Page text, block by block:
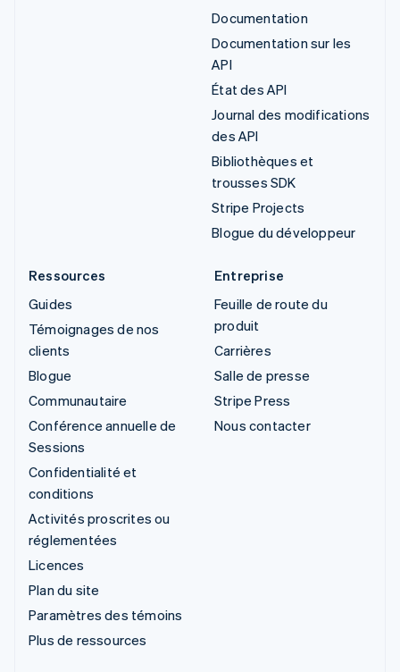
Documentation
Documentation sur les
API
État des API
Journal des modifications
des API
Bibliothèques et
trousses SDK
Stripe Projects
Blogue du développeur
Ressources
Guides
Témoignages de nos
clients
Blogue
Communautaire
Conférence annuelle de
Sessions
Confidentialité et
conditions
Activités proscrites ou
réglementées
Licences
Plan du site
Paramètres des témoins
Plus de ressources
Entreprise
Feuille de route du
produit
Carrières
Salle de presse
Stripe Press
Nous contacter